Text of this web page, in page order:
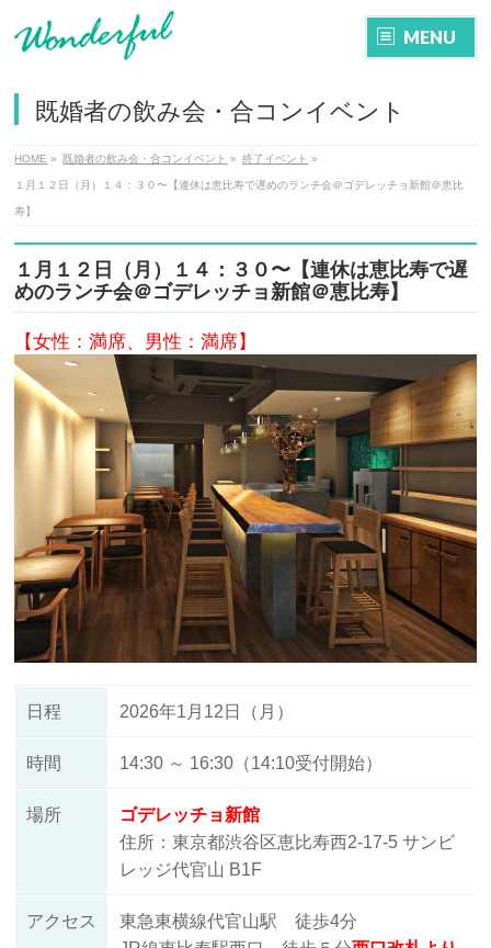
MENU
既婚者の飲み会・合コンイベント
HOME » 既婚者の飲み会・合コンイベント » 終了イベント »
１月１２日（月）１４：３０〜【連休は恵比寿で遅めのランチ会＠ゴデレッチョ新館＠恵比
寿】
１月１２日（月）１４：３０〜【連休は恵比寿で遅
めのランチ会＠ゴデレッチョ新館＠恵比寿】
【女性：満席、男性：満席】
日程 2026年1月12日（月）
時間 14:30 ～ 16:30（14:10受付開始）
場所
ゴデレッチョ新館
住所：東京都渋谷区恵比寿西2-17-5 サンビ
レッジ代官山 B1F
アクセス
東急東横線代官山駅 徒歩4分